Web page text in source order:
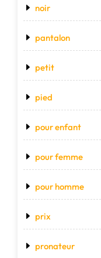
noir
pantalon
petit
pied
pour enfant
pour femme
pour homme
prix
pronateur